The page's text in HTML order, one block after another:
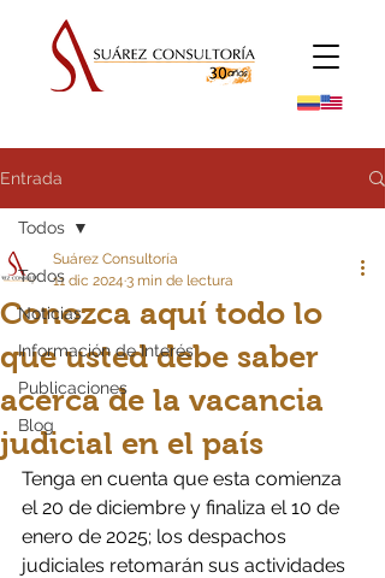
Entrada
Todos
Noticias
Información de Interés
Publicaciones
Blog
Todos
Conozca aquí todo lo
que usted debe saber
acerca de la vacancia
judicial en el país
Suárez Consultoría
11 dic 2024 3 min de lectura
Tenga en cuenta que esta comienza
el 20 de diciembre y finaliza el 10 de
enero de 2025; los despachos
judiciales retomarán sus actividades